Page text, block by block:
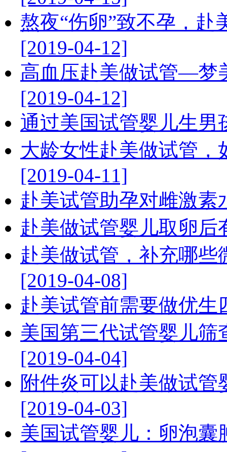
熬夜“伤卵”致不孕，赴
[2019-04-12]
高血压赴美做试管—梦
[2019-04-12]
通过美国试管婴儿生男
大龄女性赴美做试管
[2019-04-11]
赴美试管助孕对雌激素
赴美做试管婴儿取卵后
赴美做试管，补充哪
[2019-04-08]
赴美试管前需要做优生
美国第三代试管婴儿筛
[2019-04-04]
附件炎可以赴美做试
[2019-04-03]
美国试管婴儿：卵泡